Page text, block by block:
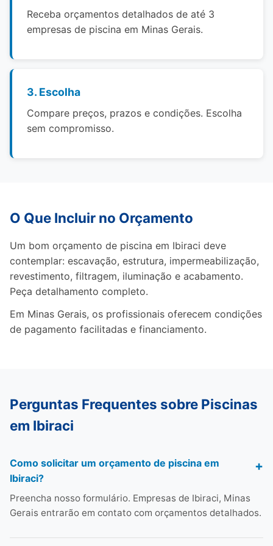
Receba orçamentos detalhados de até 3
empresas de piscina em Minas Gerais.
3. Escolha
Compare preços, prazos e condições. Escolha
sem compromisso.
O Que Incluir no Orçamento
Um bom orçamento de piscina em Ibiraci deve
contemplar: escavação, estrutura, impermeabilização,
revestimento, filtragem, iluminação e acabamento.
Peça detalhamento completo.
Em Minas Gerais, os profissionais oferecem condições
de pagamento facilitadas e financiamento.
Perguntas Frequentes sobre Piscinas
em Ibiraci
Como solicitar um orçamento de piscina em
Ibiraci?
Preencha nosso formulário. Empresas de Ibiraci, Minas
Gerais entrarão em contato com orçamentos detalhados.